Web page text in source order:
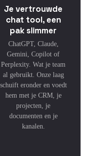
Je vertrouwde
chat tool, een
pak slimmer
ChatGPT, Claude,
Gemini, Copilot of
Perplexity. Wat je team
al gebruikt. Onze laag
schuift eronder en voedt
hem met je CRM, je
projecten, je
documenten en je
kanalen.